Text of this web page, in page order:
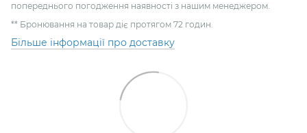
попереднього погодження наявності з нашим менеджером.
** Бронювання на товар діє протягом 72 годин.
Більше інформації про доставку